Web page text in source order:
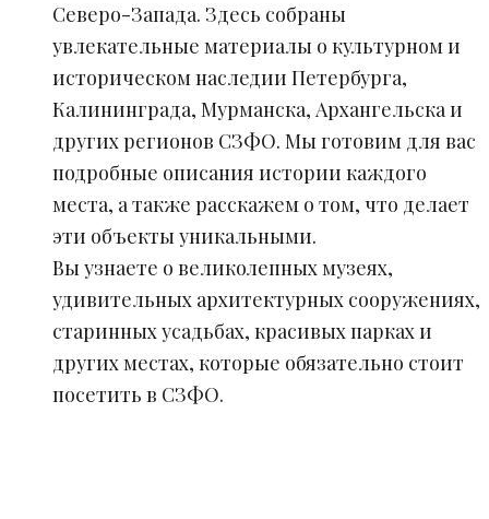
Северо-Запада. Здесь собраны
увлекательные материалы о культурном и
историческом наследии Петербурга,
Калининграда, Мурманска, Архангельска и
других регионов СЗФО. Мы готовим для вас
подробные описания истории каждого
места, а также расскажем о том, что делает
эти объекты уникальными.
Вы узнаете о великолепных музеях,
удивительных архитектурных сооружениях,
старинных усадьбах, красивых парках и
других местах, которые обязательно стоит
посетить в СЗФО.